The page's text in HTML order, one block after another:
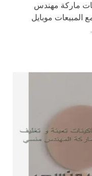
ماركة مهندس
موبايل